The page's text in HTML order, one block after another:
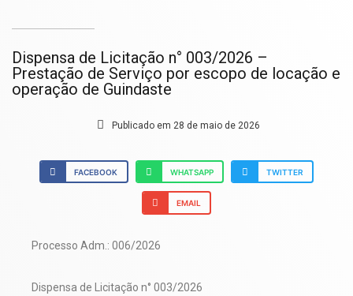
Dispensa de Licitação n° 003/2026 –
Prestação de Serviço por escopo de locação e
operação de Guindaste
Publicado em 28 de maio de 2026
FACEBOOK WHATSAPP TWITTER
EMAIL
Processo Adm.: 006/2026
Dispensa de Licitação n° 003/2026